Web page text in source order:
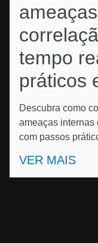
tempo
práticos
Descubra como
ameaças internas
com passos
VER MAIS